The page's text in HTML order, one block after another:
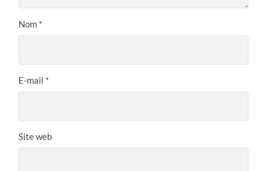
Nom *
E-mail *
Site web